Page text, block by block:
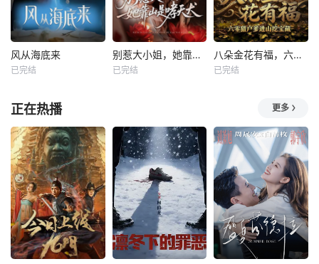
风从海底来
已完结
别惹大小姐，她靠山是哮天犬
已完结
八朵金花有福，六零猎户爹进山挖宝藏
已完结
正在热播 更多